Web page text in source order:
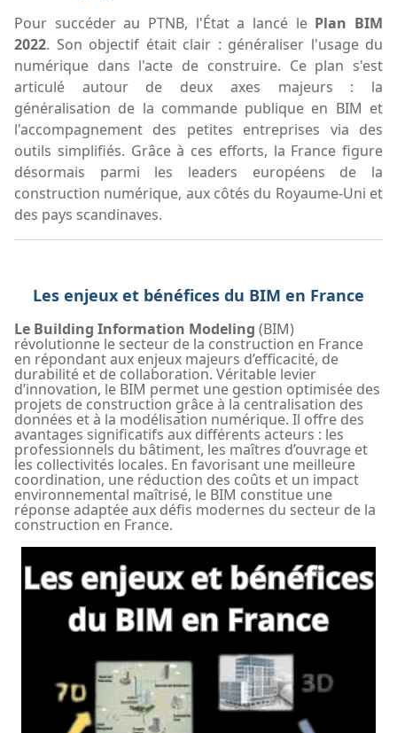
Pour succéder au PTNB, l'État a lancé le Plan BIM
2022. Son objectif était clair : généraliser l'usage du
numérique dans l'acte de construire. Ce plan s'est
articulé autour de deux axes majeurs : la
généralisation de la commande publique en BIM et
l'accompagnement des petites entreprises via des
outils simplifiés. Grâce à ces efforts, la France figure
désormais parmi les leaders européens de la
construction numérique, aux côtés du Royaume-Uni et
des pays scandinaves.
Les enjeux et bénéfices du BIM en France
Le Building Information Modeling (BIM)
révolutionne le secteur de la construction en France
en répondant aux enjeux majeurs d’efficacité, de
durabilité et de collaboration. Véritable levier
d’innovation, le BIM permet une gestion optimisée des
projets de construction grâce à la centralisation des
données et à la modélisation numérique. Il offre des
avantages significatifs aux différents acteurs : les
professionnels du bâtiment, les maîtres d’ouvrage et
les collectivités locales. En favorisant une meilleure
coordination, une réduction des coûts et un impact
environnemental maîtrisé, le BIM constitue une
réponse adaptée aux défis modernes du secteur de la
construction en France.